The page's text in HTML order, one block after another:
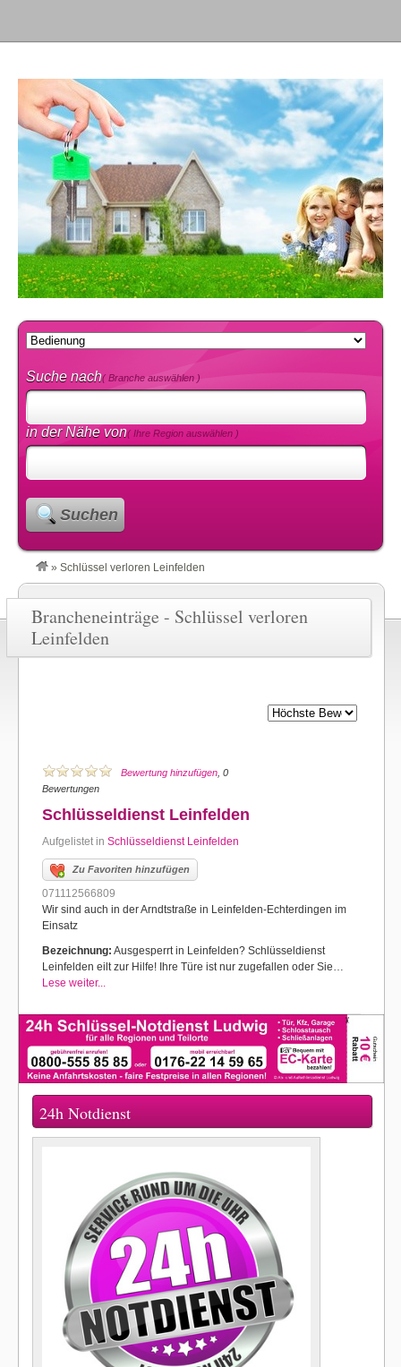
Suche nach( Branche auswählen )
in der Nähe von( Ihre Region auswählen )
Suchen
» Schlüssel verloren Leinfelden
Brancheneinträge - Schlüssel verloren
Leinfelden
Bewertung hinzufügen , 0
Bewertungen
Schlüsseldienst Leinfelden
Aufgelistet in Schlüsseldienst Leinfelden
Zu Favoriten hinzufügen
071112566809
Wir sind auch in der Arndtstraße in Leinfelden-Echterdingen im
Einsatz
Bezeichnung: Ausgesperrt in Leinfelden? Schlüsseldienst
Leinfelden eilt zur Hilfe! Ihre Türe ist nur zugefallen oder Sie…
Lese weiter...
24h Notdienst